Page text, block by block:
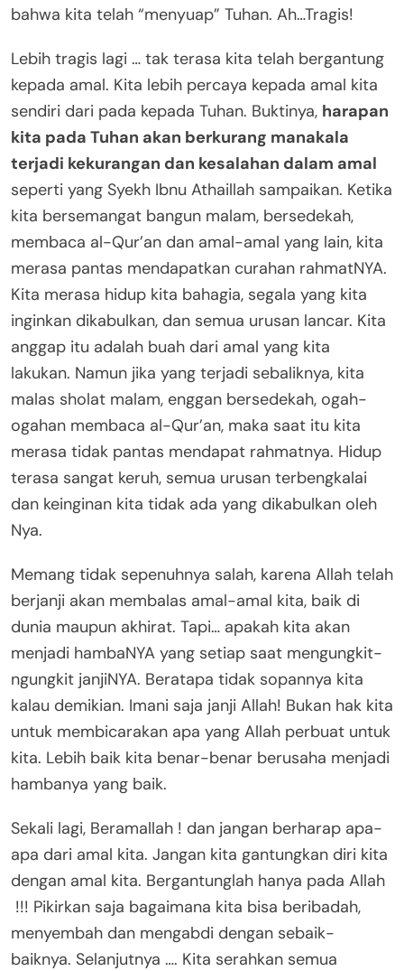
bahwa kita telah “menyuap” Tuhan. Ah…Tragis!
Lebih tragis lagi … tak terasa kita telah bergantung
kepada amal. Kita lebih percaya kepada amal kita
sendiri dari pada kepada Tuhan. Buktinya, harapan
kita pada Tuhan akan berkurang manakala
terjadi kekurangan dan kesalahan dalam amal
seperti yang Syekh Ibnu Athaillah sampaikan. Ketika
kita bersemangat bangun malam, bersedekah,
membaca al-Qur’an dan amal-amal yang lain, kita
merasa pantas mendapatkan curahan rahmatNYA.
Kita merasa hidup kita bahagia, segala yang kita
inginkan dikabulkan, dan semua urusan lancar. Kita
anggap itu adalah buah dari amal yang kita
lakukan. Namun jika yang terjadi sebaliknya, kita
malas sholat malam, enggan bersedekah, ogah-
ogahan membaca al-Qur’an, maka saat itu kita
merasa tidak pantas mendapat rahmatnya. Hidup
terasa sangat keruh, semua urusan terbengkalai
dan keinginan kita tidak ada yang dikabulkan oleh
Nya.
Memang tidak sepenuhnya salah, karena Allah telah
berjanji akan membalas amal-amal kita, baik di
dunia maupun akhirat. Tapi… apakah kita akan
menjadi hambaNYA yang setiap saat mengungkit-
ngungkit janjiNYA. Beratapa tidak sopannya kita
kalau demikian. Imani saja janji Allah! Bukan hak kita
untuk membicarakan apa yang Allah perbuat untuk
kita. Lebih baik kita benar-benar berusaha menjadi
hambanya yang baik.
Sekali lagi, Beramallah ! dan jangan berharap apa-
apa dari amal kita. Jangan kita gantungkan diri kita
dengan amal kita. Bergantunglah hanya pada Allah
!!! Pikirkan saja bagaimana kita bisa beribadah,
menyembah dan mengabdi dengan sebaik-
baiknya. Selanjutnya …. Kita serahkan semua